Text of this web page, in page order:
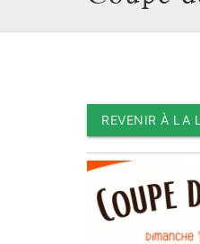
REVENIR À LA